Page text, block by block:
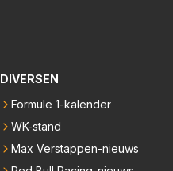
DIVERSEN
Formule 1-kalender
WK-stand
Max Verstappen-nieuws